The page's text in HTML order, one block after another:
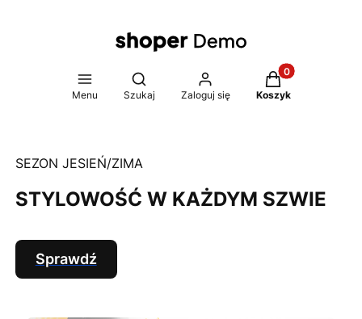
Menu
Otwórz wyszukiwarkę
Szukaj Zaloguj się
Produkty w
Koszyk
SEZON JESIEŃ/ZIMA
STYLOWOŚĆ W KAŻDYM SZWIE
Sprawdź